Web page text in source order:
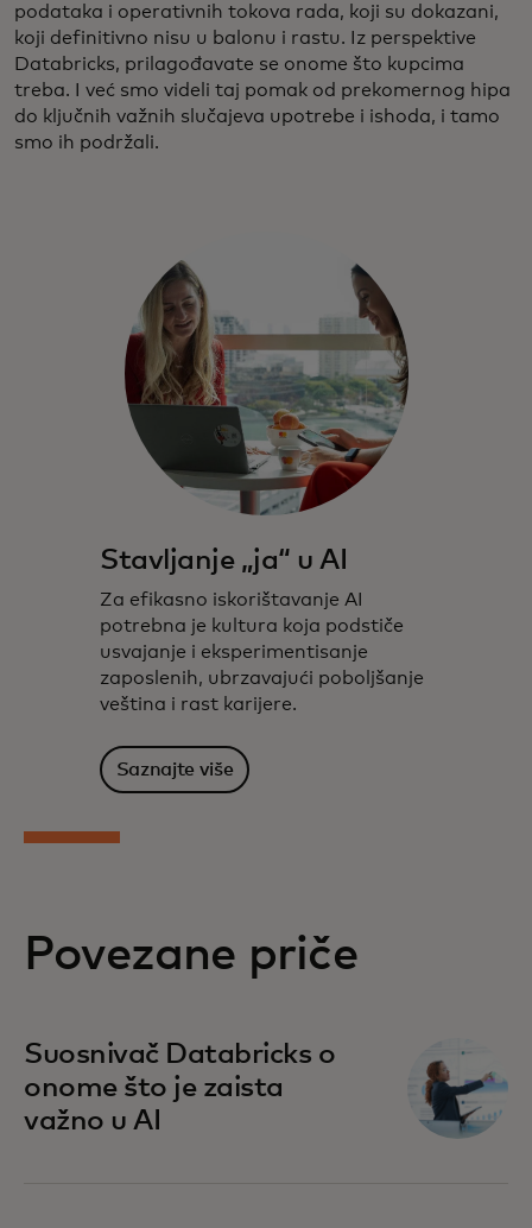
podataka i operativnih tokova rada, koji su dokazani,
koji definitivno nisu u balonu i rastu. Iz perspektive
Databricks, prilagođavate se onome što kupcima
treba. I već smo videli taj pomak od prekomernog hipa
do ključnih važnih slučajeva upotrebe i ishoda, i tamo
smo ih podržali.
Stavljanje „ja“ u AI
Za efikasno iskorištavanje AI
potrebna je kultura koja podstiče
usvajanje i eksperimentisanje
zaposlenih, ubrzavajući poboljšanje
veština i rast karijere.
Saznajte više
Povezane priče
Suosnivač Databricks o
onome što je zaista
važno u AI